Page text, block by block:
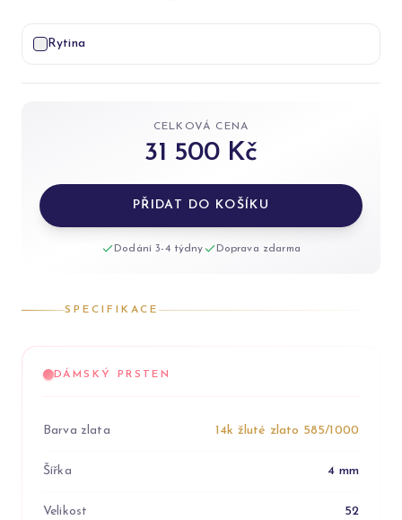
Rytina
CELKOVÁ CENA
31 500 Kč
PŘIDAT DO KOŠÍKU
Dodání 3-4 týdny Doprava zdarma
SPECIFIKACE
DÁMSKÝ PRSTEN
Barva zlata 14k žluté zlato 585/1000
Šířka 4 mm
Velikost 52